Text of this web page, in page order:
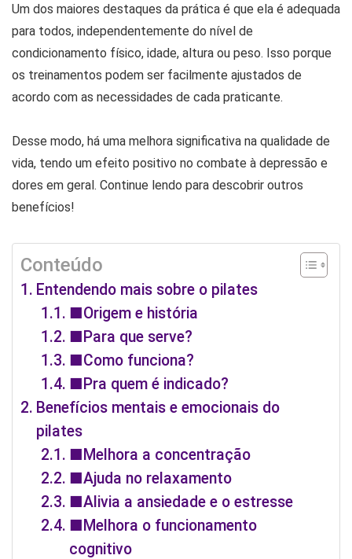
Um dos maiores destaques da prática é que ela é adequada
para todos, independentemente do nível de
condicionamento físico, idade, altura ou peso. Isso porque
os treinamentos podem ser facilmente ajustados de
acordo com as necessidades de cada praticante.
Desse modo, há uma melhora significativa na qualidade de
vida, tendo um efeito positivo no combate à depressão e
dores em geral. Continue lendo para descobrir outros
benefícios!
Conteúdo
Entendendo mais sobre o pilates
■Origem e história
■Para que serve?
■Como funciona?
■Pra quem é indicado?
Benefícios mentais e emocionais do
pilates
■Melhora a concentração
■Ajuda no relaxamento
■Alivia a ansiedade e o estresse
■Melhora o funcionamento
cognitivo